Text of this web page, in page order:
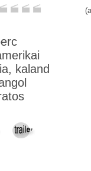
perc
fantázia, kaland